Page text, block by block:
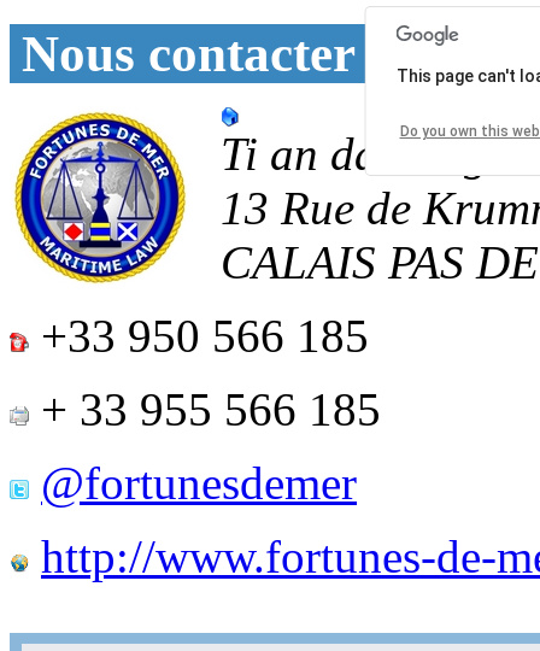
Nous contacter
Ti an
13 Rue de
CALAIS PAS
+33 950 566 185
+ 33 955 566 185
@fortunesdemer
http://www.fortunes-de-
This page can't
Do you own this